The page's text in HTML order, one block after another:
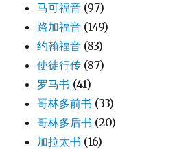
马可福音 (97)
路加福音 (149)
约翰福音 (83)
使徒行传 (87)
罗马书 (41)
哥林多前书 (33)
哥林多后书 (20)
加拉太书 (16)